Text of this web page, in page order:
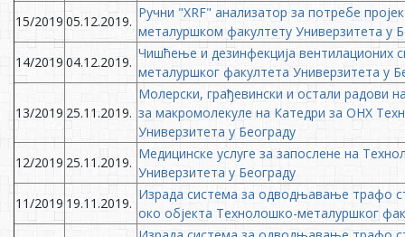
15/2019 05.12.2019.
Ручни "XRF" анализатор за потребе
металуршком факултету Универзитета у
14/2019 04.12.2019.
Чишћење и дезинфекција вентилационих
металуршког факултета Универзитета у
13/2019 25.11.2019.
Молерски, грађевински и остали радови
за макромолекуле на Катедри за ОНХ
Универзитета у Београду
12/2019 25.11.2019.
Медицинске услуге за запослене на
Универзитета у Београду
11/2019 19.11.2019.
Израда система за одводњавање трафо
око објекта Технолошко-металуршког